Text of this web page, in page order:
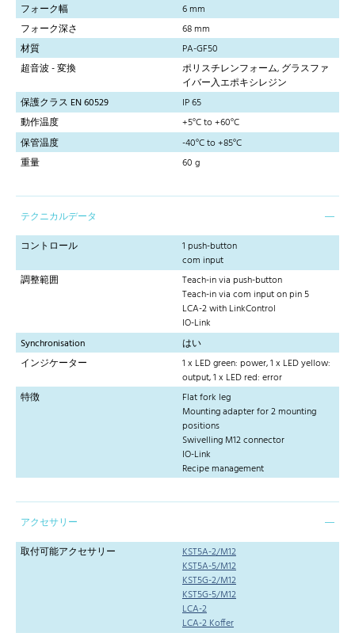
フォーク幅
6 mm
フォーク深さ
68 mm
材質
PA-GF50
超音波 - 変換
ポリスチレンフォーム, グラスファ
イバー入エポキシレジン
保護クラス EN 60529
IP 65
動作温度
+5°C to +60°C
保管温度
-40°C to +85°C
重量
60 g
テクニカルデータ
コントロール
1 push-button
com input
調整範囲
Teach-in via push-button
Teach-in via com input on pin 5
LCA-2 with LinkControl
IO-Link
Synchronisation
はい
インジケーター
1 x LED green: power, 1 x LED yellow:
output, 1 x LED red: error
特徴
Flat fork leg
Mounting adapter for 2 mounting
positions
Swivelling M12 connector
IO-Link
Recipe management
アクセサリー
取付可能アクセサリー
KST5A-2/M12
KST5A-5/M12
KST5G-2/M12
KST5G-5/M12
LCA-2
LCA-2 Koffer